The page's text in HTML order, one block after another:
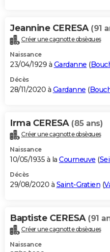
Jeannine CERESA (91
Créer une cagnotte obsèques
Naissance
23/04/1929 à Gardanne (
Décès
28/11/2020 à Gardanne (
Irma CERESA (85 ans)
Créer une cagnotte obsèques
Naissance
10/05/1935 à la Courneuve (
Décès
29/08/2020 à Saint-Gratien (
Baptiste CERESA (91
Créer une cagnotte obsèques
Naissance